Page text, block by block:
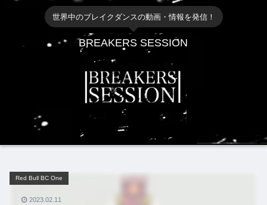
世界中のブレイクダンスの動画・情報を発信！
BREAKERS SESSION
Red Bull BC One
2023.02.11